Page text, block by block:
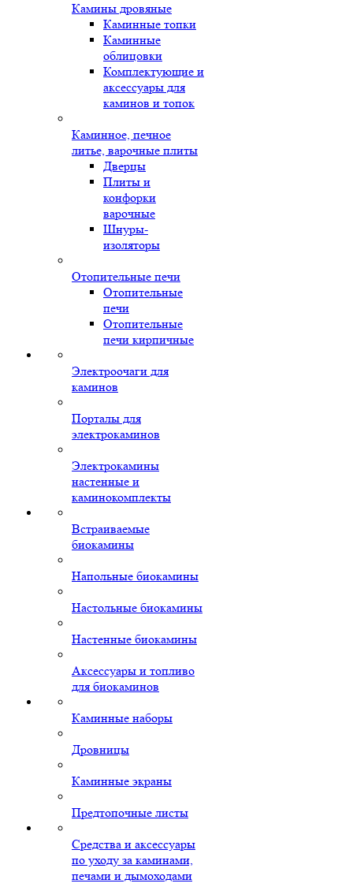
Камины дровяные
Каминные топки
Каминные
облицовки
Комплектующие и
аксессуары для
каминов и топок
Каминное, печное
литье, варочные плиты
Дверцы
Плиты и
конфорки
варочные
Шнуры-
изоляторы
Отопительные печи
Отопительные
печи
Отопительные
печи кирпичные
Электроочаги для
каминов
Порталы для
электрокаминов
Электрокамины
настенные и
каминокомплекты
Встраиваемые
биокамины
Напольные биокамины
Настольные биокамины
Настенные биокамины
Аксессуары и топливо
для биокаминов
Каминные наборы
Дровницы
Каминные экраны
Предтопочные листы
Средства и аксессуары
по уходу за каминами,
печами и дымоходами